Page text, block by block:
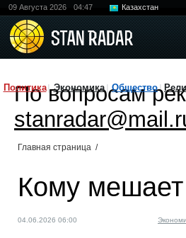
09 Августа 2026 04:47 Казахстан
Политика Экономика Общество
По вопросам
Главная страница /
Кому мешает
04.06.2026 06:00